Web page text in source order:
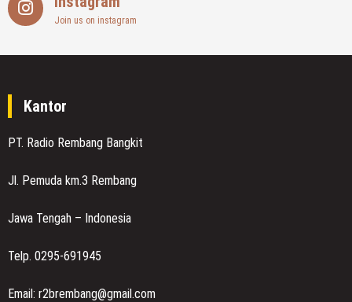
Join us on instagram
Kantor
PT. Radio Rembang Bangkit
Jl. Pemuda km.3 Rembang
Jawa Tengah – Indonesia
Telp. 0295-691945
Email: r2brembang@gmail.com